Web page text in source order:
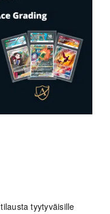
tilausta tyytyväisille